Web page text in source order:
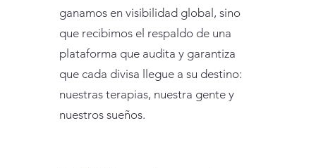
ganamos en visibilidad global, sino
que recibimos el respaldo de una
plataforma que audita y garantiza
que cada divisa llegue a su destino:
nuestras terapias, nuestra gente y
nuestros sueños.